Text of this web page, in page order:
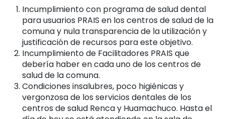
Incumplimiento con programa de salud dental
para usuarios PRAIS en los centros de salud de la
comuna y nula transparencia de la utilización y
justificación de recursos para este objetivo.
Incumplimiento de Facilitadores PRAIS que
debería haber en cada uno de los centros de
salud de la comuna.
Condiciones insalubres, poco higiénicas y
vergonzosa de los servicios dentales de los
centros de salud Renca y Huamachuco. Hasta el